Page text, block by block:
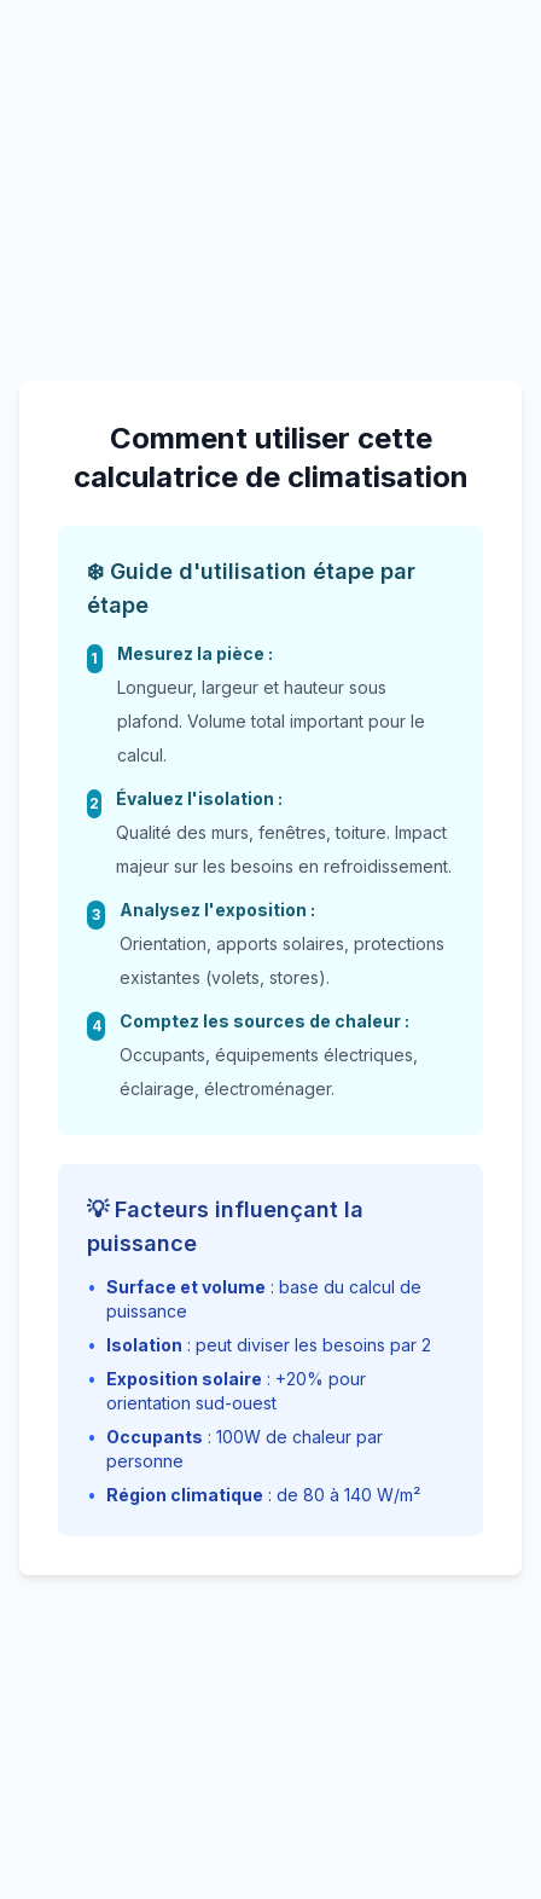
Comment utiliser cette
calculatrice de climatisation
❄️ Guide d'utilisation étape par
étape
1
Mesurez la pièce :
Longueur, largeur et hauteur sous
plafond. Volume total important pour le
calcul.
2
Évaluez l'isolation :
Qualité des murs, fenêtres, toiture. Impact
majeur sur les besoins en refroidissement.
3
Analysez l'exposition :
Orientation, apports solaires, protections
existantes (volets, stores).
4
Comptez les sources de chaleur :
Occupants, équipements électriques,
éclairage, électroménager.
💡 Facteurs influençant la
puissance
• Surface et volume : base du calcul de
puissance
•
Isolation : peut diviser les besoins par 2
•
Exposition solaire : +20% pour
orientation sud-ouest
•
Occupants : 100W de chaleur par
personne
•
Région climatique : de 80 à 140 W/m²